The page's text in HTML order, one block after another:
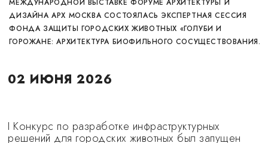
МЕЖДУНАРОДНОЙ ВЫСТАВКЕ ФОРУМЕ АРХИТЕКТУРЫ И
ДИЗАЙНА АРХ МОСКВА СОСТОЯЛАСЬ ЭКСПЕРТНАЯ СЕССИЯ
ФОНДА ЗАЩИТЫ ГОРОДСКИХ ЖИВОТНЫХ «ГОЛУБИ И
ГОРОЖАНЕ: АРХИТЕКТУРА БИОФИЛЬНОГО СОСУЩЕСТВОВАНИЯ.
02 ИЮНЯ 2026
I Конкурс по разработке инфраструктурных
решений для городских животных был запущен